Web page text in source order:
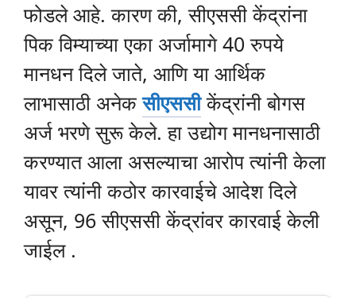
फोडले आहे. कारण की, सीएससी केंद्रांना
पिक विम्याच्या एका अर्जामागे 40 रुपये
मानधन दिले जाते, आणि या आर्थिक
लाभासाठी अनेकसीएससीकेंद्रांनी बोगस
अर्ज भरणे सुरू केले. हा उद्योग मानधनासाठी
करण्यात आला असल्याचा आरोप त्यांनी केला
यावर त्यांनी कठोर कारवाईचे आदेश दिले
असून, 96 सीएससी केंद्रांवर कारवाई केली
जाईल .